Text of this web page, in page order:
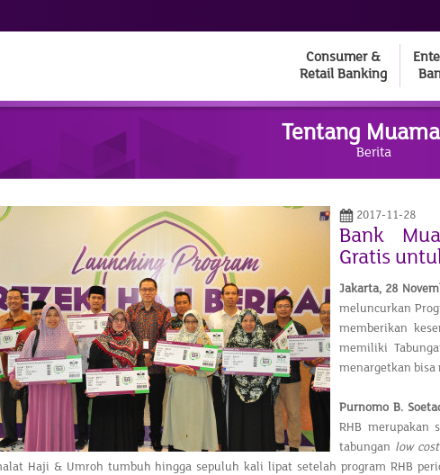
Consumer &
Retail Banking
Tentang
Berita
2017-11-28
Bank
Gratis
Jakarta, 28
meluncurkan
memberikan
memiliki
menargetkan bisa
Purnomo B.
RHB merupakan
tabungan low
Haji & Umroh tumbuh hingga sepuluh kali lipat setelah program RHB